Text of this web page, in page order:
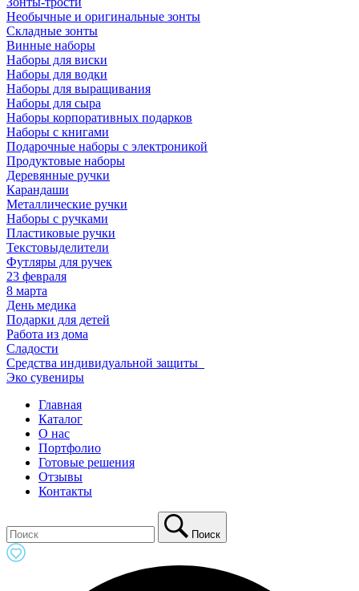
Необычные и оригинальные зонты
Складные зонты
Винные наборы
Наборы для виски
Наборы для водки
Наборы для выращивания
Наборы для сыра
Наборы корпоративных подарков
Наборы с книгами
Подарочные наборы с электроникой
Продуктовые наборы
Деревянные ручки
Карандаши
Металлические ручки
Наборы с ручками
Пластиковые ручки
Текстовыделители
Футляры для ручек
23 февраля
8 марта
День медика
Подарки для детей
Работа из дома
Сладости
Средства индивидуальной защиты_
Эко сувениры
Главная
Каталог
О нас
Портфолио
Готовые решения
Отзывы
Контакты
Поиск